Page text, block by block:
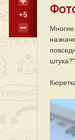
+5
штука?".